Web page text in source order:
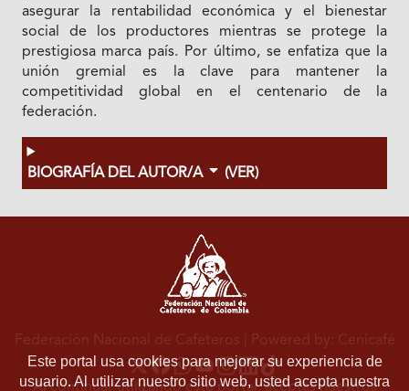
asegurar la rentabilidad económica y el bienestar
social de los productores mientras se protege la
prestigiosa marca país. Por último, se enfatiza que la
unión gremial es la clave para mantener la
competitividad global en el centenario de la
federación.
BIOGRAFÍA DEL AUTOR/A (VER)
Este portal usa cookies para mejorar su experiencia de
usuario. Al utilizar nuestro sitio web, usted acepta nuestra
Federación Nacional de Cafeteros | Powered by: Cenicafé
Al continuar utilizando este portal, aceptas nuestros